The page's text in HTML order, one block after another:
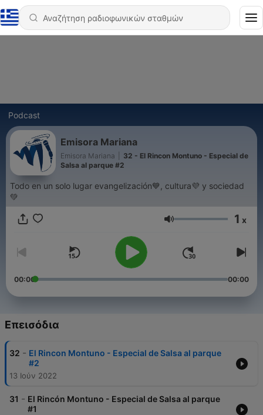
Podcast
Emisora Mariana
Emisora Mariana
32 - El Rincon Montuno - Especial de
Salsa al parque #2
Todo en un solo lugar evangelización💙, cultura💜 y sociedad
💚
Ένταση 1 x
00:00 00:00
Επεισόδια
32 - El Rincon Montuno - Especial de Salsa al parque
#2
13 Ιούν 2022
31 - El Rincón Montuno - Especial de Salsa al parque
#1